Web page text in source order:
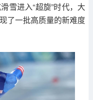
雪进入“超旋”时代，大
了一批高质量的新难度